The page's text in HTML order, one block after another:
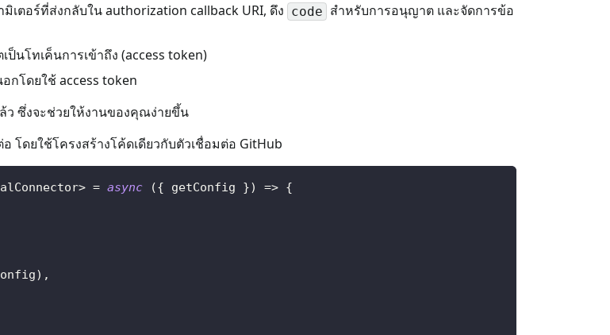
เตอร์ที่ส่งกลับใน authorization callback URI, ดึง code สำหรับการอนุญาต และจัดการข้อ
นโทเค็นการเข้าถึง (access token)
กโดยใช้ access token
ว ซึ่งจะช่วยให้งานของคุณง่ายขึ้น
โดยใช้โครงสร้างโค้ดเดียวกับตัวเชื่อมต่อ GitHub
> = async ({ getConfig }) => {
) ,